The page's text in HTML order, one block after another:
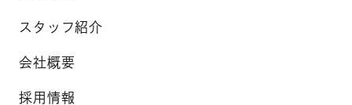
スタッフ紹介
会社概要
採用情報